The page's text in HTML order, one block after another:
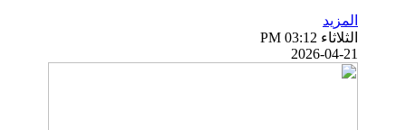
المزيد
الثلاثاء PM 03:12
2026-04-21